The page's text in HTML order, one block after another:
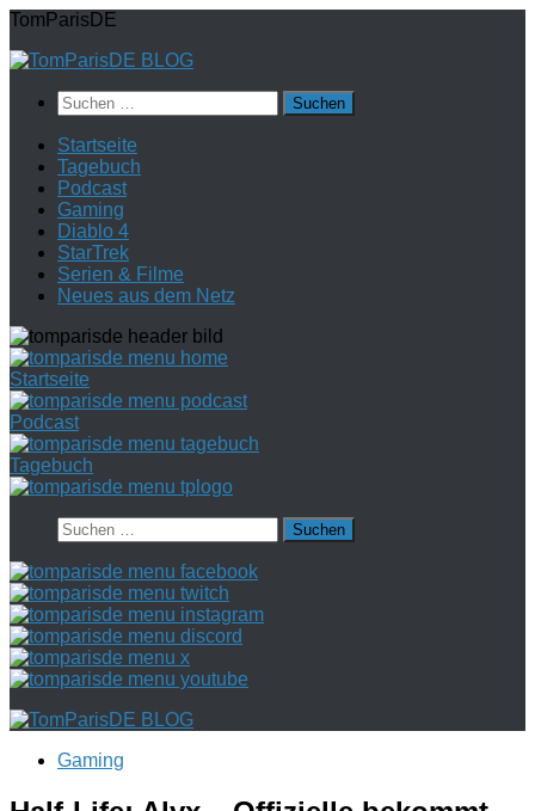
Zum
springen
TomParisDE
Suchen
nach:
Startseite
Tagebuch
Podcast
Gaming
Diablo 4
StarTrek
Serien & Filme
Neues aus dem Netz
Startseite
Podcast
Tagebuch
Suchen
nach:
Gaming